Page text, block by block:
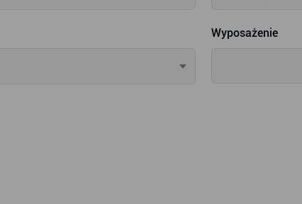
Wyposażenie